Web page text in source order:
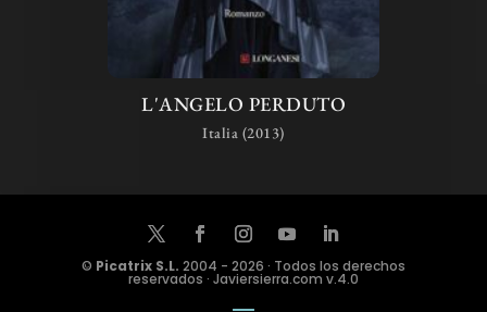
L'ANGELO PERDUTO
Italia (2013)
© Picatrix S.L. 2004 - 2026 · Todos los derechos
reservados · Javiersierra.com v.4.0